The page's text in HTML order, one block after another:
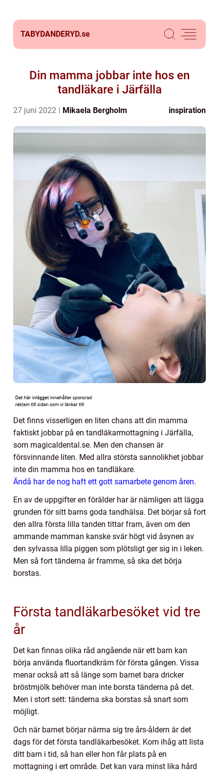
TABYDANDERYD.se
Din mamma jobbar inte hos en
tandläkare i Järfälla
27 juni 2022 Mikaela Bergholm inspiration
Det finns visserligen en liten chans att din mamma
faktiskt jobbar på en tandläkarmottagning i Järfälla,
som magicaldental.se. Men den chansen är
försvinnande liten. Med allra största sannolikhet jobbar
inte din mamma hos en tandläkare.
Ändå har de nog haft ett gott samarbete genom åren.
En av de uppgifter en förälder har är nämligen att lägga
grunden för sitt barns goda tandhälsa. Det börjar så fort
den allra första lilla tanden tittar fram, även om den
ammande mamman kanske svär högt vid åsynen av
den sylvassa lilla piggen som plötsligt ger sig in i leken.
Men så fort tänderna är framme, så ska det börja
borstas.
Första tandläkarbesöket vid tre
år
Det kan finnas olika råd angående när ett barn kan
börja använda fluortandkräm för första gången. Vissa
menar också att så länge som barnet bara dricker
bröstmjölk behöver man inte borsta tänderna på det.
Men i stort sett: tänderna ska borstas så snart som
möjligt.
Och när barnet börjar närma sig tre års-åldern är det
dags för det första tandläkarbesöket. Kom ihåg att lista
ditt barn i tid, så han eller hon får plats på en
mottagning i ert område. Det kan vara minst lika hård